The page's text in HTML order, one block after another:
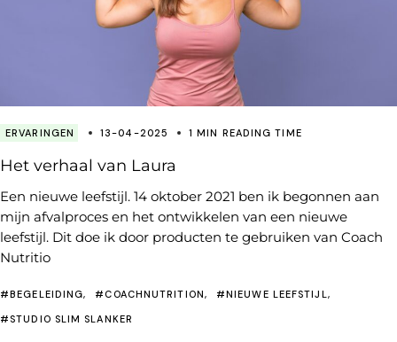
ERVARINGEN 13-04-2025 1 MIN READING TIME
Het verhaal van Laura
Een nieuwe leefstijl. 14 oktober 2021 ben ik begonnen aan
mijn afvalproces en het ontwikkelen van een nieuwe
leefstijl. Dit doe ik door producten te gebruiken van Coach
Nutritio
#BEGELEIDING #COACHNUTRITION
#NIEUWE LEEFSTIJL
#STUDIO SLIM SLANKER